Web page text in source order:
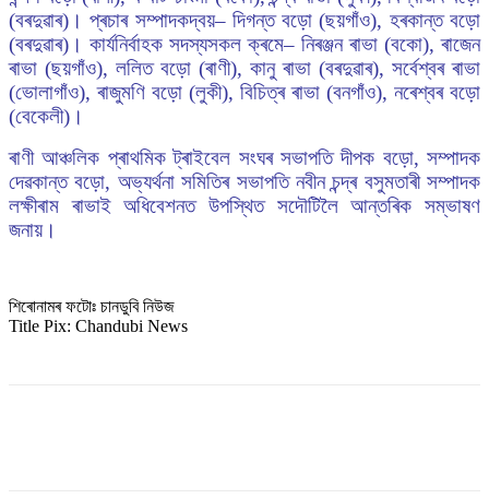
(বৰদুৱাৰ)। প্ৰচাৰ সম্পাদকদ্বয়– দিগন্ত বড়ো (ছয়গাঁও), হৰকান্ত বড়ো
(বৰদুৱাৰ)। কাৰ্যনিৰ্বাহক সদস্যসকল ক্ৰমে– নিৰঞ্জন ৰাভা (বকো), ৰাজেন
ৰাভা (ছয়গাঁও), ললিত বড়ো (ৰাণী), কানু ৰাভা (বৰদুৱাৰ), সৰ্বেশ্বৰ ৰাভা
(ভোলাগাঁও), ৰাজুমণি বড়ো (লুকী), বিচিত্ৰ ৰাভা (বনগাঁও), নৰেশ্বৰ বড়ো
(বেকেলী)।
ৰাণী আঞ্চলিক প্ৰাথমিক ট্ৰাইবেল সংঘৰ সভাপতি দীপক বড়ো, সম্পাদক
দেৱকান্ত বড়ো, অভ্যৰ্থনা সমিতিৰ সভাপতি নবীন চন্দ্ৰ বসুমতাৰী সম্পাদক
লক্ষীৰাম ৰাভাই অধিবেশনত উপস্থিত সদৌটিলৈ আন্তৰিক সম্ভাষণ
জনায়।
শিৰোনামৰ ফটোঃ চানডুবি নিউজ
Title Pix: Chandubi News